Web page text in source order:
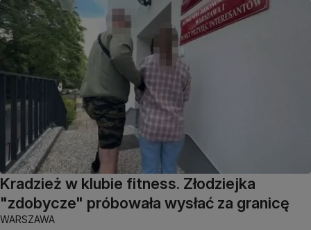
Kradzież w klubie fitness. Złodziejka
"zdobycze" próbowała wysłać za granicę
WARSZAWA